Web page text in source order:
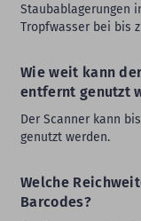
Staubablagerungen
Tropfwasser bei bis
Wie weit kann
entfernt genutzt
Der Scanner kann
genutzt werden.
Welche
Barcodes?